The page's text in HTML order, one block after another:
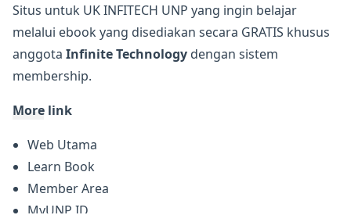
Situs untuk UK INFITECH UNP yang ingin belajar
melalui ebook yang disediakan secara GRATIS khusus
anggota Infinite Technology dengan sistem
membership.
More link
Web Utama
Learn Book
Member Area
MyUNP ID